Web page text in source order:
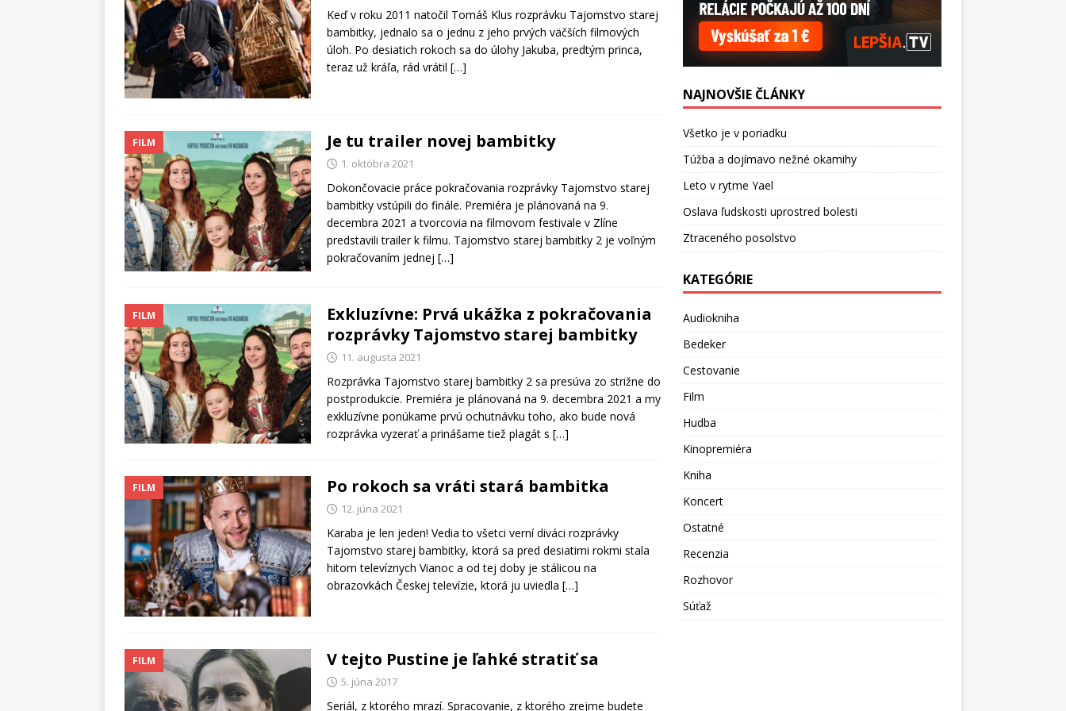
Keď v roku 2011 natočil Tomáš Klus rozprávku Tajomstvo starej
bambitky, jednalo sa o jednu z jeho prvých väčších filmových
úloh. Po desiatich rokoch sa do úlohy Jakuba, predtým princa,
teraz už kráľa, rád vrátil […]
FILM Je tu trailer novej bambitky
1. októbra 2021
Dokončovacie práce pokračovania rozprávky Tajomstvo starej
bambitky vstúpili do finále. Premiéra je plánovaná na 9.
decembra 2021 a tvorcovia na filmovom festivale v Zlíne
predstavili trailer k filmu. Tajomstvo starej bambitky 2 je voľným
pokračovaním jednej […]
FILM
Exkluzívne: Prvá ukážka z pokračovania
rozprávky Tajomstvo starej bambitky
11. augusta 2021
Rozprávka Tajomstvo starej bambitky 2 sa presúva zo strižne do
postprodukcie. Premiéra je plánovaná na 9. decembra 2021 a my
exkluzívne ponúkame prvú ochutnávku toho, ako bude nová
rozprávka vyzerať a prinášame tiež plagát s […]
FILM Po rokoch sa vráti stará bambitka
12. júna 2021
Karaba je len jeden! Vedia to všetci verní diváci rozprávky
Tajomstvo starej bambitky, ktorá sa pred desiatimi rokmi stala
hitom televíznych Vianoc a od tej doby je stálicou na
obrazovkách Českej televízie, ktorá ju uviedla […]
FILM V tejto Pustine je ľahké stratiť sa
5. júna 2017
Seriál, z ktorého mrazí. Spracovanie, z ktorého zrejme budete
NAJNOVŠIE ČLÁNKY
Všetko je v poriadku
Túžba a dojímavo nežné okamihy
Leto v rytme Yael
Oslava ľudskosti uprostred bolesti
Ztraceného posolstvo
KATEGÓRIE
Audiokniha
Bedeker
Cestovanie
Film
Hudba
Kinopremiéra
Kniha
Koncert
Ostatné
Recenzia
Rozhovor
Súťaž